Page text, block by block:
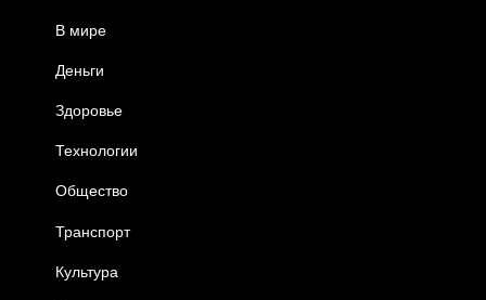
В мире
Деньги
Здоровье
Технологии
Общество
Транспорт
Культура